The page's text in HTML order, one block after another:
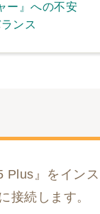
ー』への不安
ンス
』をインス
接続します。